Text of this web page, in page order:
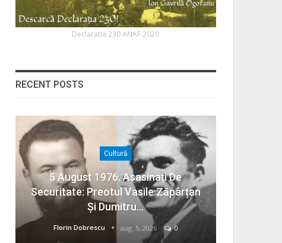
Declaratia 230 ANAF 2020
RECENT POSTS
Cultură
5 August 1976. Asasinați De
Securitate: Preotul Vasile Zăpârțan
Și Dumitru…
Florin Dobrescu aug. 5, 2026 0